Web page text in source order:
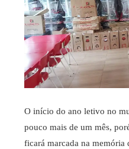
O início do ano letivo no
pouco mais de um mês,
ficará marcada na memória